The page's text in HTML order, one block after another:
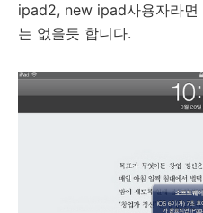
ipad2, new ipad사용자라면
는 없을듯 합니다.